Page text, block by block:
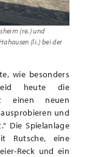
(re.) und
(li.) bei der
wie besonders
heute die
einen neuen
und
Die Spielanlage
Rutsche, eine
Reck und ein